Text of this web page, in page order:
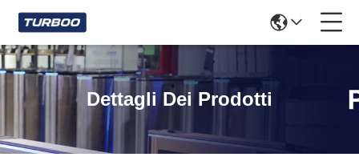
Dettagli Dei Prodotti